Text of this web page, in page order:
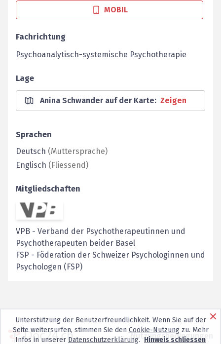
MOBIL
Fachrichtung
Psychoanalytisch-systemische Psychotherapie
Lage
Anina Schwander auf der Karte: Zeigen
Sprachen
Deutsch (Muttersprache)
Englisch (Fliessend)
Mitgliedschaften
VPB - Verband der Psychotherapeutinnen und
Psychotherapeuten beider Basel
FSP - Föderation der Schweizer Psychologinnen und
Psychologen (FSP)
Nutzungsbedingungen
Unterstützung der Benutzerfreundlichkeit. Wenn Sie auf der
Seite weitersurfen, stimmen Sie den Cookie-Nutzungzu. Mehr
Infos in unserer Datenschutzerklärung. Hinweis schliessen